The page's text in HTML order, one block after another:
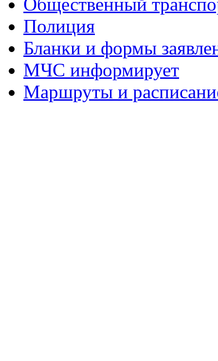
Полиция
Бланки и формы
МЧС информирует
Маршруты и